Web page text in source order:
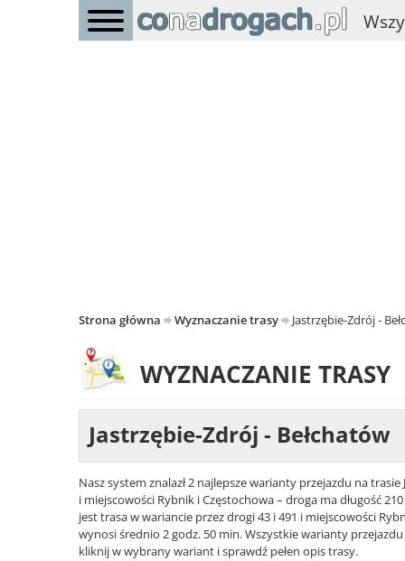
Strona główna Wyznaczanie trasy Jastrzębie-Zdrój -
WYZNACZANIE TRASY
Jastrzębie-Zdrój - Bełchatów
Nasz system znalazł 2 najlepsze warianty przejazdu na
i miejscowości Rybnik i Częstochowa – droga ma długość
jest trasa w wariancie przez drogi 43 i 491 i miejscowości
wynosi średnio 2 godz. 50 min. Wszystkie warianty
kliknij w wybrany wariant i sprawdź pełen opis trasy.